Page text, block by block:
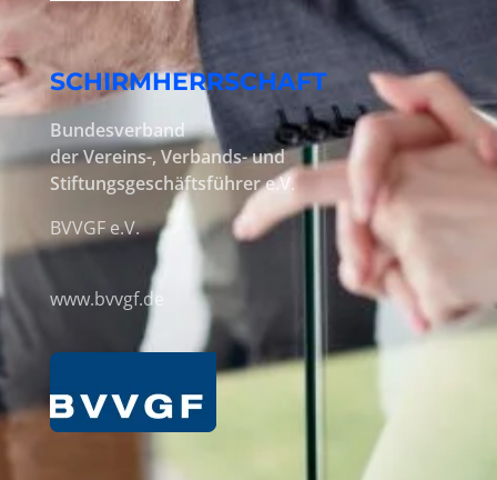
SCHIRMHERRSCHAFT
Bundesverband
der Vereins-, Verbands- und
Stiftungsgeschäftsführer e.V.
BVVGF e.V.
www.bvvgf.de